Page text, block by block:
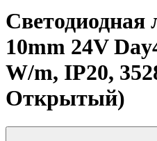
Светодиодная
10mm 24V
W/m, IP20,
Открытый)